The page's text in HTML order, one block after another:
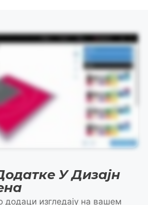
визуелно приказује процес дизајна и не садржи говорни аудио.
У Дизајн
додаци изгледају на вашем